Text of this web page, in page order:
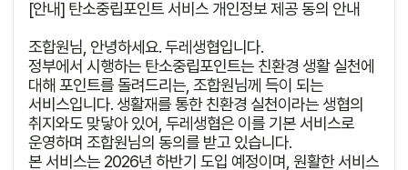
[안내] 탄소중립포인트 서비스 개인정보 제공 동의 안내
조합원님, 안녕하세요. 두레생협입니다.
정부에서 시행하는 탄소중립포인트는 친환경 생활 실천에
대해 포인트를 돌려드리는, 조합원님께 득이 되는
서비스입니다. 생활재를 통한 친환경 실천이라는 생협의
취지와도 맞닿아 있어, 두레생협은 이를 기본 서비스로
운영하며 조합원님의 동의를 받고 있습니다.
본 서비스는 2026년 하반기 도입 예정이며, 원활한 서비스